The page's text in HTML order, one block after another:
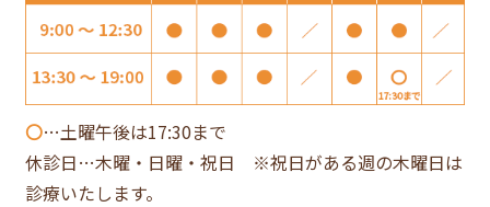
〇…土曜午後は17:30まで
休診日…木曜・日曜・祝日 ※祝日がある週の木曜日は
診療いたします。